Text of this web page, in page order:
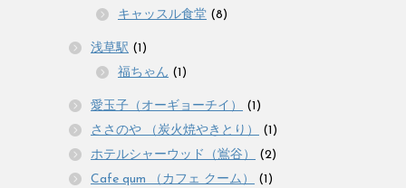
キャッスル食堂 (8)
浅草駅 (1)
福ちゃん (1)
愛玉子（オーギョーチイ）
(1)
ささのや （炭火焼やきとり）
(1)
ホテルシャーウッド（鴬谷）
(2)
Cafe qum （カフェ クーム）
(1)